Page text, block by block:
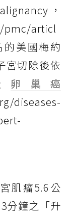
，
pmc/articl
的美國梅約
宮切除後依
卵巢癌
diseases-
肌瘤5.6公
分鐘之「升